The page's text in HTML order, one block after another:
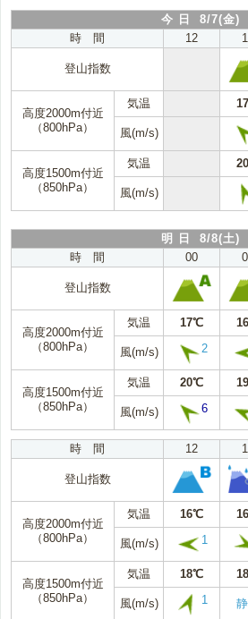
今 日 8/7(金)
時 間
12
登山指数
高度2000m付近
（800hPa）
気温
風(m/s)
高度1500m付近
（850hPa）
気温
風(m/s)
明 日 8/8(土)
時 間
00
登山指数
高度2000m付近
（800hPa）
気温 17℃
風(m/s) 2
高度1500m付近
（850hPa）
気温 20℃
風(m/s) 6
時 間 12
登山指数
高度2000m付近
（800hPa）
気温 16℃
風(m/s) 1
高度1500m付近
（850hPa）
気温 18℃
風(m/s) 1